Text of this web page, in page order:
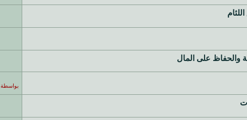
بواسطة